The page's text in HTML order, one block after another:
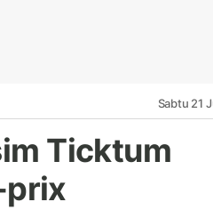
Sabtu 21
Ticktum
prix